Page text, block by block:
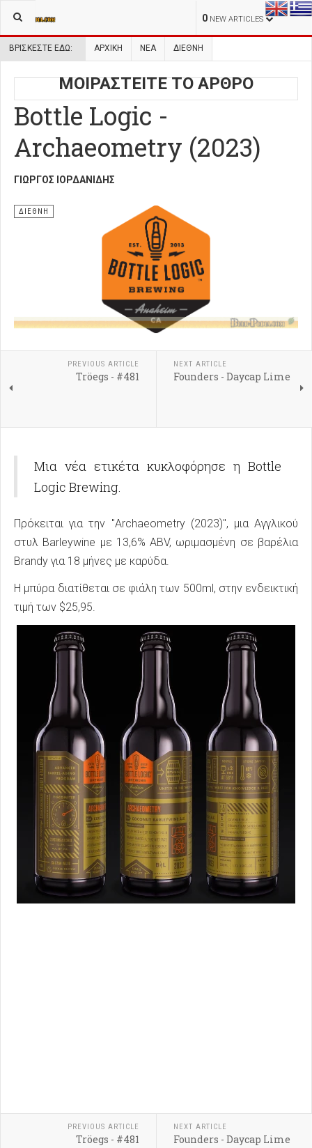
0 NEW ARTICLES
ΒΡΊΣΚΕΣΤΕ ΕΔΏ: ΑΡΧΙΚΉ ΝΕΑ ΔΙΕΘΝΗ
ΜΟΙΡΑΣΤΕΙΤΕ ΤΟ ΑΡΘΡΟ
Bottle Logic -
Archaeometry (2023)
ΓΙΏΡΓΟΣ ΙΟΡΔΑΝΊΔΗΣ
ΔΙΕΘΝΗ
PREVIOUS ARTICLE
Tröegs - #481
NEXT ARTICLE
Founders - Daycap Lime
Μια νέα ετικέτα κυκλοφόρησε η Bottle
Logic Brewing.
Πρόκειται για την "Archaeometry (2023)", μια Αγγλικού
στυλ Barleywine με 13,6% ABV, ωριμασμένη σε βαρέλια
Brandy για 18 μήνες με καρύδα.
Η μπύρα διατίθεται σε φιάλη των 500ml, στην ενδεικτική
τιμή των $25,95.
PREVIOUS ARTICLE
Tröegs - #481
NEXT ARTICLE
Founders - Daycap Lime